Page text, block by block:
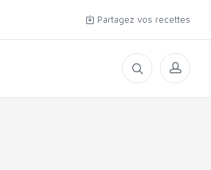
Partagez vos recettes